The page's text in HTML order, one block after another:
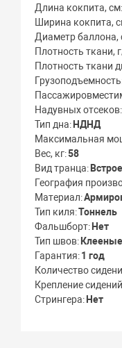
Длина кокпита, см
Ширина кокпита,
Диаметр баллона,
Плотность ткани,
Плотность ткани
Грузоподъемность
Надувных отсеков
Тип дна НДНД
Максимальная
Вес, кг 58
Вид транца
География
Материал
Тип киля Тоннель
Фальшборт Нет
Тип швов Клееные
Гарантия 1 год
Количество
Крепление сидений
Стрингера Нет